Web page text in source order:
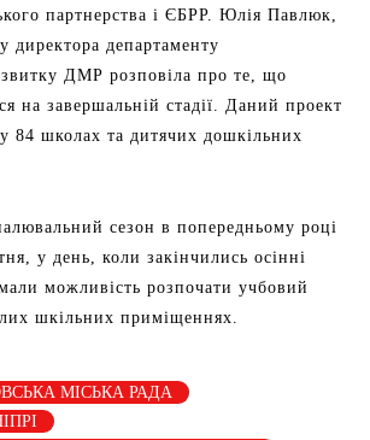
партнерства і ЄБРР. Юлія Павлюк,
директора департаменту
ДМР розповіла про те, що
на завершальній стадії. Даний проект
84 школах та дитячих дошкільних
сезон в попередньому році
у день, коли закінчились осінні
можливість розпочати учбовий
шкільних приміщеннях.
МІСЬКА РАДА